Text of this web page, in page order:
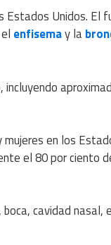
Unidos. El
enfisemay la
en los
el 80 por ciento
cavidad nasal,